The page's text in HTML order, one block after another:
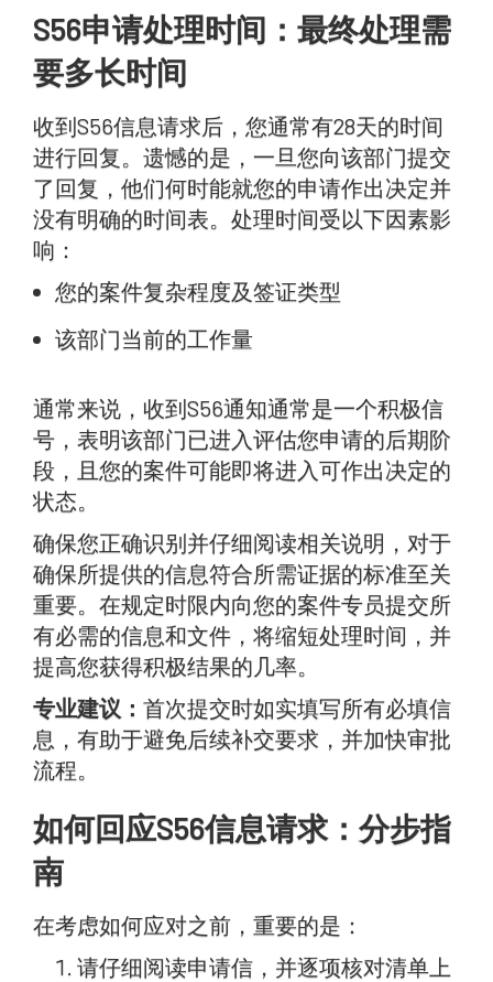
S56申请处理时间：最终处理需
要多长时间
收到S56信息请求后，您通常有28天的时间
进行回复。遗憾的是，一旦您向该部门提交
了回复，他们何时能就您的申请作出决定并
没有明确的时间表。处理时间受以下因素影
响：
您的案件复杂程度及签证类型
该部门当前的工作量
通常来说，收到S56通知通常是一个积极信
号，表明该部门已进入评估您申请的后期阶
段，且您的案件可能即将进入可作出决定的
状态。
确保您正确识别并仔细阅读相关说明，对于
确保所提供的信息符合所需证据的标准至关
重要。在规定时限内向您的案件专员提交所
有必需的信息和文件，将缩短处理时间，并
提高您获得积极结果的几率。
专业建议： 首次提交时如实填写所有必填信
息，有助于避免后续补交要求，并加快审批
流程。
如何回应S56信息请求：分步指
南
在考虑如何应对之前，重要的是：
请仔细阅读申请信，并逐项核对清单上